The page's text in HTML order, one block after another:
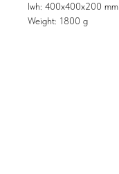
lwh: 400x400x200 mm
Weight: 1800 g